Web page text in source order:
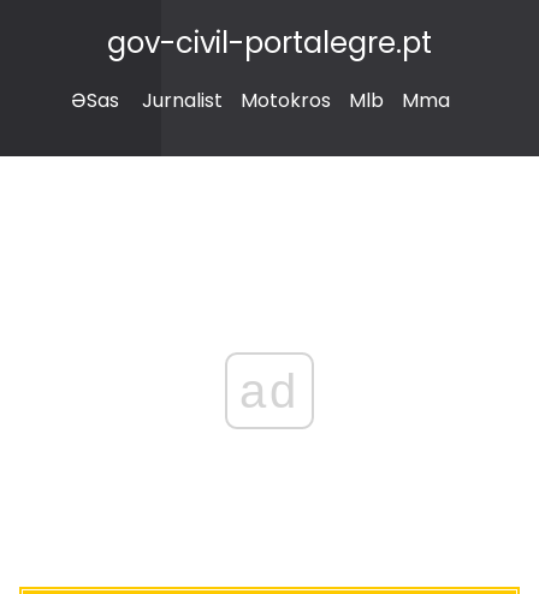
gov-civil-portalegre.pt
ƏSas Jurnalist Motokros Mlb Mma
ad